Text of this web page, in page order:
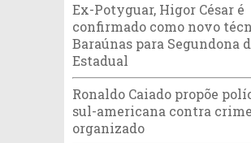
Ex-Potyguar, Higor César é
confirmado como novo
Baraúnas para Segundona
Estadual
Ronaldo Caiado propõe
sul-americana contra crime
organizado